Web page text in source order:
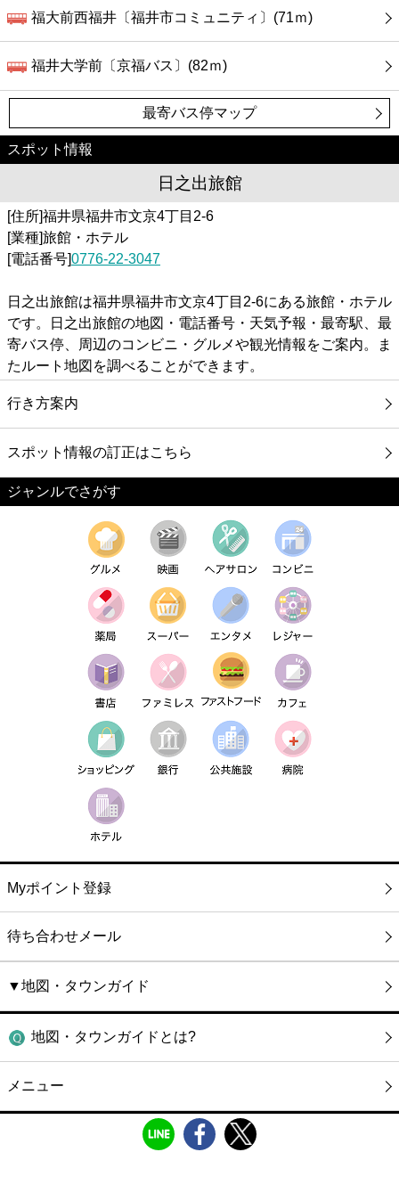
福大前西福井〔福井市コミュニティ〕(71ｍ)
福井大学前〔京福バス〕(82ｍ)
最寄バス停マップ
スポット情報
日之出旅館
[住所]福井県福井市文京4丁目2-6
[業種]旅館・ホテル
[電話番号]0776-22-3047
日之出旅館は福井県福井市文京4丁目2-6にある旅館・ホテル
です。日之出旅館の地図・電話番号・天気予報・最寄駅、最
寄バス停、周辺のコンビニ・グルメや観光情報をご案内。ま
たルート地図を調べることができます。
行き方案内
スポット情報の訂正はこちら
ジャンルでさがす
Myポイント登録
待ち合わせメール
▼地図・タウンガイド
地図・タウンガイドとは?
メニュー